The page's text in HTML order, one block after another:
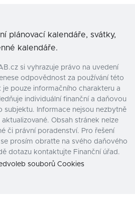
plánovací kalendáře, svátky,
kalendáře.
si vyhrazuje právo na uvedení
odpovědnost za používání této
je pouze informačního charakteru a
individuální finanční a daňovou
subjektu. Informace nejsou nezbytně
Obsah stránek nelze
či právní poradenství. Pro řešení
prosím obraťte na svého daňového
dotazu kontaktujte Finanční úřad.
souborů Cookies